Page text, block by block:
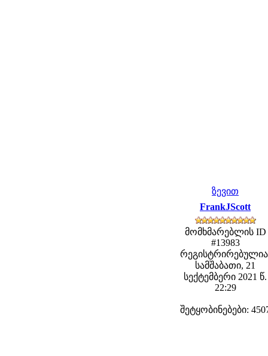
ზევით
FrankJScott
მომხმარებლის ID
#13983
სამშაბათი, 21
სექტემბერი 2021 წ.
22:29
შეტყობინებები: